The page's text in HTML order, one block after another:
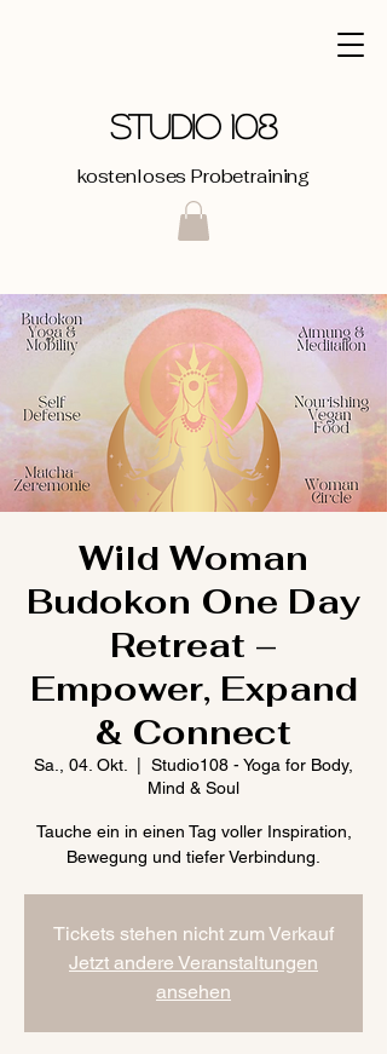
STUDIO 108
kostenloses Probetraining
Wild Woman
Budokon One Day
Retreat –
Empower, Expand
& Connect
Sa., 04. Okt.
Studio108 - Yoga for Body,
Mind & Soul
Tauche ein in einen Tag voller Inspiration,
Bewegung und tiefer Verbindung.
Tickets stehen nicht zum Verkauf
Jetzt andere Veranstaltungen
ansehen